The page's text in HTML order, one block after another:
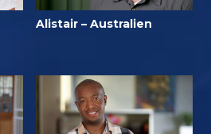
Alistair – Australien